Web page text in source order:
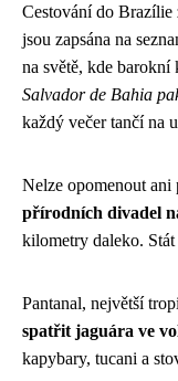
Cestování do Brazílie
jsou zapsána na
na světě, kde
Salvador de Bahia
každý večer tančí na
Nelze opomenout
přírodních divadel
kilometry daleko.
Pantanal, největší
spatřit jaguára ve
kapybary, tucani a